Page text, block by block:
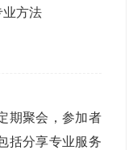
业方法
期聚会，参加者
括分享专业服务